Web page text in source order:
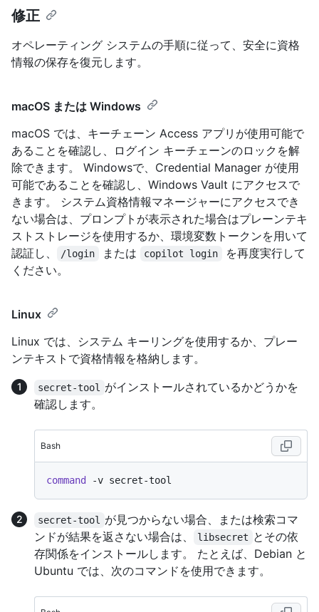
修正
オペレーティング システムの手順に従って、安全に資格
情報の保存を復元します。
macOS または Windows
macOS では、キーチェーン Access アプリが使用可能で
あることを確認し、ログイン キーチェーンのロックを解
除できます。 Windowsで、Credential Manager が使用
可能であることを確認し、Windows Vault にアクセスで
きます。 システム資格情報マネージャーにアクセスでき
ない場合は、プロンプトが表示された場合はプレーンテキ
ストストレージを使用するか、環境変数トークンを用いて
認証し、
/login または copilot login
を再度実行して
ください。
Linux
Linux では、システム キーリングを使用するか、プレー
ンテキストで資格情報を格納します。
secret-tool
がインストールされているかどうかを
確認します。
Bash
command
secret-tool
が見つからない場合、または検索コマ
ンドが結果を返さない場合は、
libsecret とその依
存関係をインストールします。 たとえば、Debian と
Ubuntu では、次のコマンドを使用できます。